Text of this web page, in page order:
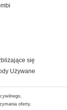
się
Używane
oferty.